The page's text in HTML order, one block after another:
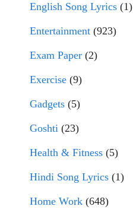
English Song Lyrics (1)
Entertainment (923)
Exam Paper (2)
Exercise (9)
Gadgets (5)
Goshti (23)
Health & Fitness (5)
Hindi Song Lyrics (1)
Home Work (648)